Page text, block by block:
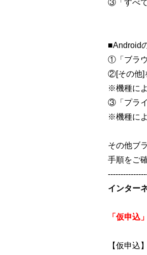
③「すべ
■Android
①「ブラウ
②[その他]
※機種に
③「プライ
※機種に
その他ブ
手順をご
インター
「仮申込
【仮申込】